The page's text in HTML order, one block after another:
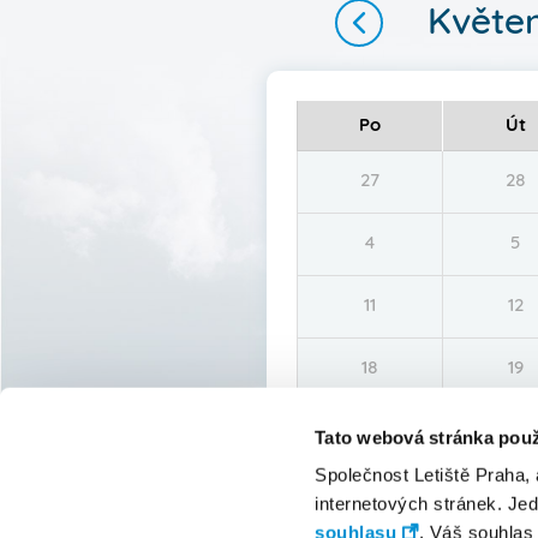
Tato webová stránka
Společnost Letiště
internetových stránek.
souhlasu
. Váš
Pagination
Po Út
27 28
4 5
11 12
18 19
25 26